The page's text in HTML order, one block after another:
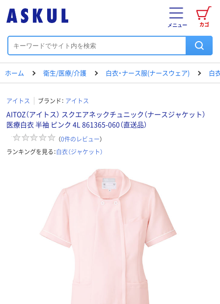
カゴ
メニュー
ホーム 衛生/医療/介護 白衣・ナース服(ナースウェア) 白
アイトス ブランド： アイトス
AITOZ（アイトス） スクエアネックチュニック（ナースジャケット）
医療白衣 半袖 ピンク 4L 861365-060（直送品）
（0件のレビュー）
ランキングを見る：白衣（ジャケット）